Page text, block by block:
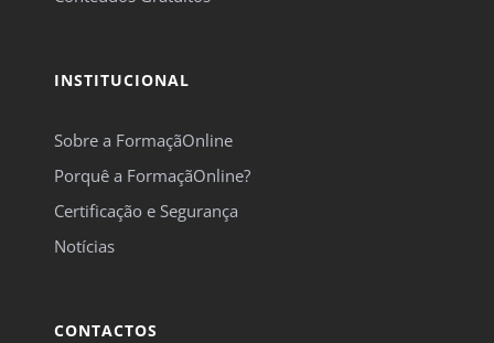
INSTITUCIONAL
Sobre a FormaçãOnline
Porquê a FormaçãOnline?
Certificação e Segurança
Notícias
CONTACTOS